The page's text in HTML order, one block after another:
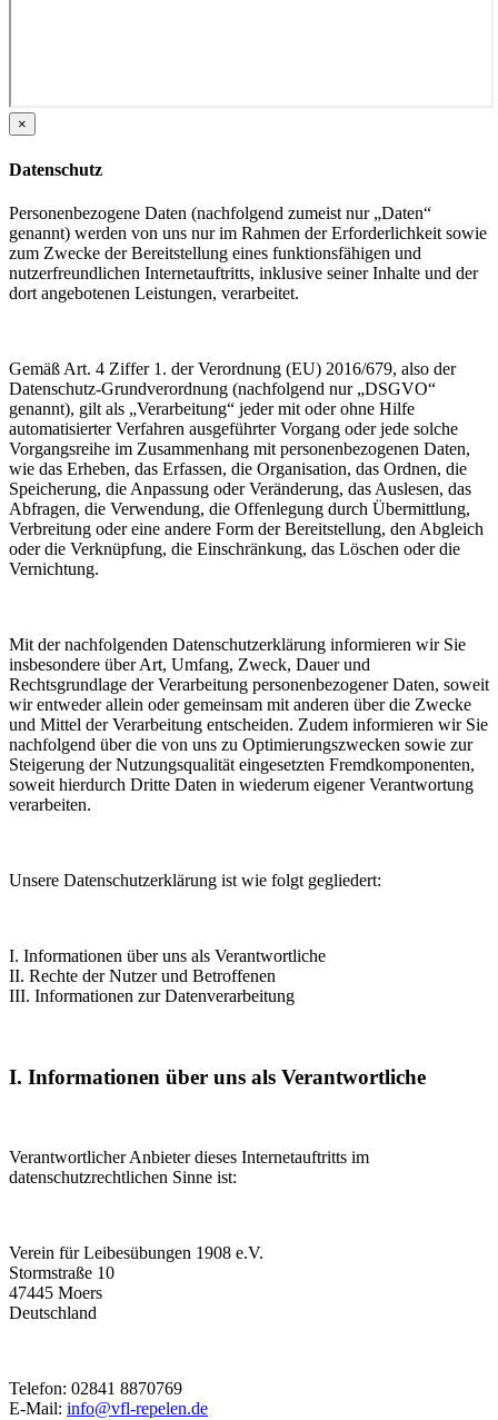
×
Datenschutz
Personenbezogene Daten (nachfolgend zumeist nur „Daten“
genannt) werden von uns nur im Rahmen der Erforderlichkeit sowie
zum Zwecke der Bereitstellung eines funktionsfähigen und
nutzerfreundlichen Internetauftritts, inklusive seiner Inhalte und der
dort angebotenen Leistungen, verarbeitet.
Gemäß Art. 4 Ziffer 1. der Verordnung (EU) 2016/679, also der
Datenschutz-Grundverordnung (nachfolgend nur „DSGVO“
genannt), gilt als „Verarbeitung“ jeder mit oder ohne Hilfe
automatisierter Verfahren ausgeführter Vorgang oder jede solche
Vorgangsreihe im Zusammenhang mit personenbezogenen Daten,
wie das Erheben, das Erfassen, die Organisation, das Ordnen, die
Speicherung, die Anpassung oder Veränderung, das Auslesen, das
Abfragen, die Verwendung, die Offenlegung durch Übermittlung,
Verbreitung oder eine andere Form der Bereitstellung, den Abgleich
oder die Verknüpfung, die Einschränkung, das Löschen oder die
Vernichtung.
Mit der nachfolgenden Datenschutzerklärung informieren wir Sie
insbesondere über Art, Umfang, Zweck, Dauer und
Rechtsgrundlage der Verarbeitung personenbezogener Daten, soweit
wir entweder allein oder gemeinsam mit anderen über die Zwecke
und Mittel der Verarbeitung entscheiden. Zudem informieren wir Sie
nachfolgend über die von uns zu Optimierungszwecken sowie zur
Steigerung der Nutzungsqualität eingesetzten Fremdkomponenten,
soweit hierdurch Dritte Daten in wiederum eigener Verantwortung
verarbeiten.
Unsere Datenschutzerklärung ist wie folgt gegliedert:
I. Informationen über uns als Verantwortliche
II. Rechte der Nutzer und Betroffenen
III. Informationen zur Datenverarbeitung
I. Informationen über uns als Verantwortliche
Verantwortlicher Anbieter dieses Internetauftritts im
datenschutzrechtlichen Sinne ist:
Verein für Leibesübungen 1908 e.V.
Stormstraße 10
47445 Moers
Deutschland
Telefon: 02841 8870769
E-Mail: info@vfl-repelen.de